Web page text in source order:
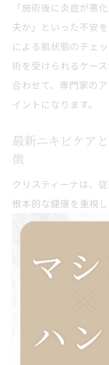
「施術後に炎症が悪
夫か」といった不安
による肌状態のチェ
術を受けられるケー
合わせて、専門家の
イントになります。
最新ニキビケア
徴
クリスティーナは、
根本的な健康を重視
京都渋谷区では、セ
に限界を感じた方が
ケースが増えていま
特徴的なのは、肌へ
ーンオーバー正常化
HyPeelintoのように
併用することで、酸